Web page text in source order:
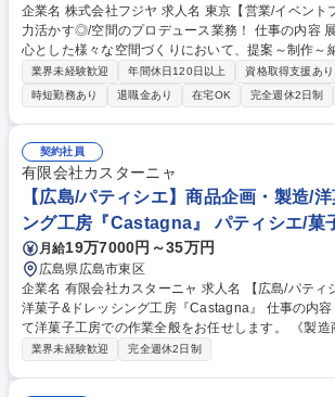
企業名 株式会社フジヤ 求人名 東京【営業/イベントプロデューサー】英語
力活かす◎/空間のプロデュース業務！ 仕事の内容 展示会・イベントを中
心とした様々な空間づくりにおいて、提案～制作～
ディレクション業務をお任せします。まずは国内の
いただき、ゆくゆくは海外案件をメインで担当 いただきます。 【具体的
には】■顧客との打ち合わせ ■社内での打ち合わせ(
レゼン ■備品等の発注/協力会社への工事の発注 ■施
中の進行チェック ■顧客へのアフターフォロー ※案
ナーがタッグを組み、協力会社とも連携しながらプ
が当社のスタイルです。 募集職種 東京【営業/イベントプロデューサー】
英語力活かす◎/空間のプロデュース業務！
業界未経験歓迎 年間休日120日以上 資格取得支援あり
時短勤務あり
退職金あり 在宅OK 完全週休2日制
契約社員
有限会社カスターニャ
【広島/パティシエ】商品企画・製造/
ング工房『Castagna』 パティシエ/菓
月給19万7000円～35万円
広島県広島市東区
企業名 有限会社カスターニャ 求人名 【広島/パティシエ】商品企画・製造/
洋菓子&ドレッシング工房『Castagna』 仕事の内容 当社の製造担当とし
て洋菓子工房での作業全般をお任せします。 《製
ケーキ/カヌレ等の洋菓子 【業務内容】 ■洋菓子の商品企画 ■洋菓子の製造
業界未経験歓迎 完全週休2日制